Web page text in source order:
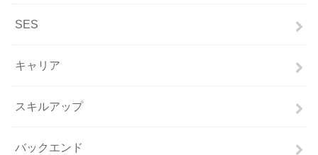
SES
キャリア
スキルアップ
バックエンド